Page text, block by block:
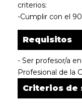
criterios:
-Cumplir con el
Requisitos
- Ser profesor/a
Profesional de la
Criterios de